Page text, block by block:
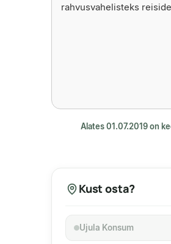
rahvusvahelisteks
Alates 01.07.2019 on
Kust osta?
Ujula Konsum